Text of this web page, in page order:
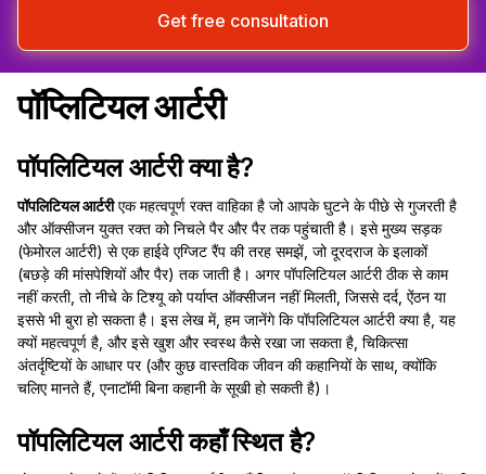
Get free consultation
पॉप्लिटियल आर्टरी
पॉपलिटियल आर्टरी क्या है?
पॉपलिटियल आर्टरीएक महत्वपूर्ण रक्त वाहिका है जो आपके घुटने के पीछे से गुजरती है
और ऑक्सीजन युक्त रक्त को निचले पैर और पैर तक पहुंचाती है। इसे मुख्य सड़क
(फेमोरल आर्टरी) से एक हाईवे एग्जिट रैंप की तरह समझें, जो दूरदराज के इलाकों
(बछड़े की मांसपेशियों और पैर) तक जाती है। अगर पॉपलिटियल आर्टरी ठीक से काम
नहीं करती, तो नीचे के टिश्यू को पर्याप्त ऑक्सीजन नहीं मिलती, जिससे दर्द, ऐंठन या
इससे भी बुरा हो सकता है। इस लेख में, हम जानेंगे कि पॉपलिटियल आर्टरी क्या है, यह
क्यों महत्वपूर्ण है, और इसे खुश और स्वस्थ कैसे रखा जा सकता है, चिकित्सा
अंतर्दृष्टियों के आधार पर (और कुछ वास्तविक जीवन की कहानियों के साथ, क्योंकि
चलिए मानते हैं, एनाटॉमी बिना कहानी के सूखी हो सकती है)।
पॉपलिटियल आर्टरी कहाँ स्थित है?